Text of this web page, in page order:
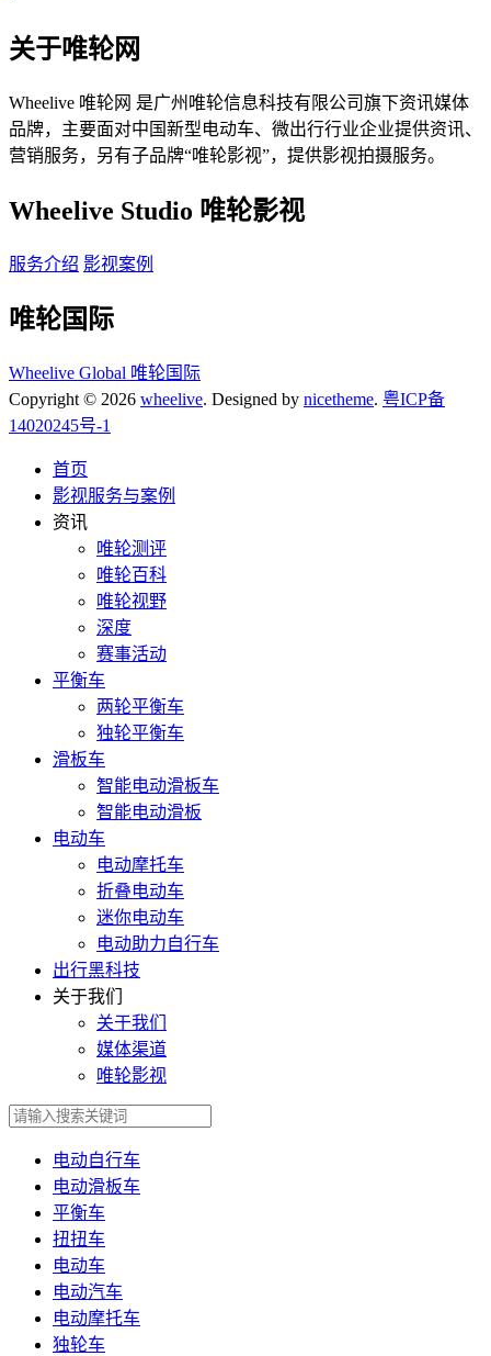
关于唯轮网
Wheelive 唯轮网 是广州唯轮信息科技有限公司旗下资讯媒体
品牌，主要面对中国新型电动车、微出行行业企业提供资讯、
营销服务，另有子品牌“唯轮影视”，提供影视拍摄服务。
Wheelive Studio 唯轮影视
服务介绍 影视案例
唯轮国际
Wheelive Global 唯轮国际
Copyright © 2026 wheelive. Designed by nicetheme. 粤ICP备
14020245号-1
首页
影视服务与案例
资讯
唯轮测评
唯轮百科
唯轮视野
深度
赛事活动
平衡车
两轮平衡车
独轮平衡车
滑板车
智能电动滑板车
智能电动滑板
电动车
电动摩托车
折叠电动车
迷你电动车
电动助力自行车
出行黑科技
关于我们
关于我们
媒体渠道
唯轮影视
电动自行车
电动滑板车
平衡车
扭扭车
电动车
电动汽车
电动摩托车
独轮车